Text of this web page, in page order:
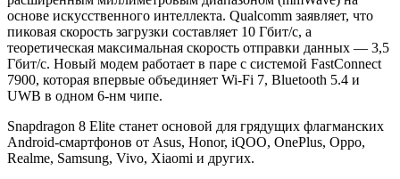
основе искусственного интеллекта. Qualcomm заявляет, что
пиковая скорость загрузки составляет 10 Гбит/с, а
теоретическая максимальная скорость отправки данных — 3,5
Гбит/с. Новый модем работает в паре с системой FastConnect
7900, которая впервые объединяет Wi-Fi 7, Bluetooth 5.4 и
UWB в одном 6-нм чипе.
Snapdragon 8 Elite станет основой для грядущих флагманских
Android-смартфонов от Asus, Honor, iQOO, OnePlus, Oppo,
Realme, Samsung, Vivo, Xiaomi и других.